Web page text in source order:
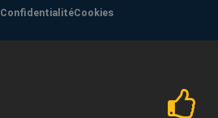
ConfidentialitéCookies